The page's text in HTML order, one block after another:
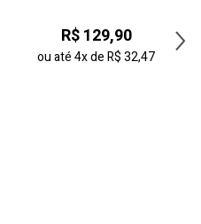
R$ 129,90
ou até4xdeR$ 32,47